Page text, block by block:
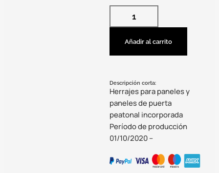
Añadir al carrito
Descripción corta:
Herrajes para paneles y
paneles de puerta
peatonal incorporada
Período de producción
01/10/2020 –